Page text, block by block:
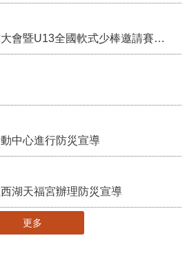
第二屆台灣火星人棒球大會暨U13全國軟式少棒邀請賽在苗栗舉辦
中心進行防災宣導
湖天福宮辦理防災宣導
更多